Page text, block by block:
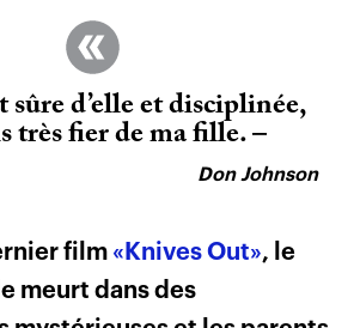
sûre d’elle et disciplinée,
très fier de ma fille. –
Don Johnson
film «Knives Out», le
meurt dans des